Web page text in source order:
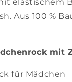
elastischem
Aus 100 %
mit
für Mädchen